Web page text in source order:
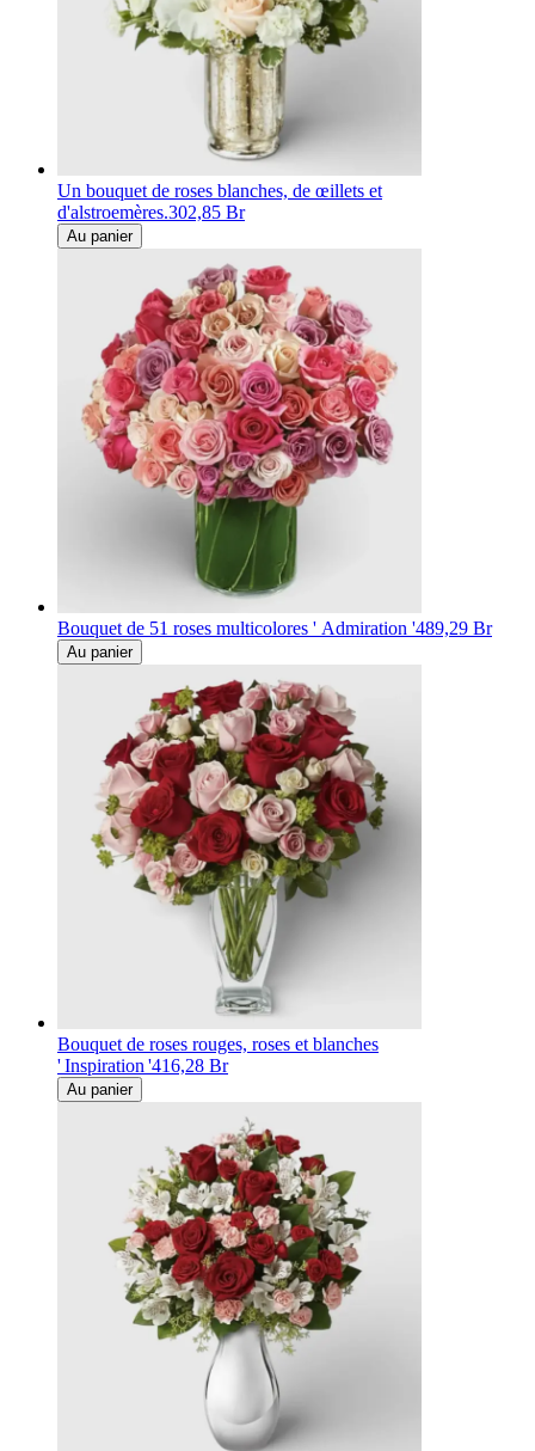
Un bouquet de roses blanches, de œillets et
d'alstroemères.302,85 Br
Au panier
Bouquet de 51 roses multicolores ' Admiration '489,29 Br
Au panier
Bouquet de roses rouges, roses et blanches
' Inspiration '416,28 Br
Au panier